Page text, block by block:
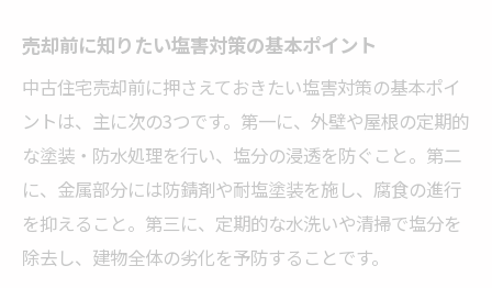
売却前に知りたい塩害対策の基本ポイント
中古住宅売却前に押さえておきたい塩害対策の基本ポイ
ントは、主に次の3つです。第一に、外壁や屋根の定期的
な塗装・防水処理を行い、塩分の浸透を防ぐこと。第二
に、金属部分には防錆剤や耐塩塗装を施し、腐食の進行
を抑えること。第三に、定期的な水洗いや清掃で塩分を
除去し、建物全体の劣化を予防することです。